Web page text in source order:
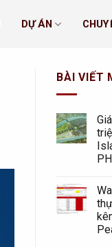
DỰ ÁN
BÀI VIẾT